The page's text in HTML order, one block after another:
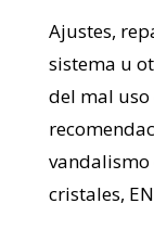
Ajustes,
sistema u
del mal
vandalismo
cristales,